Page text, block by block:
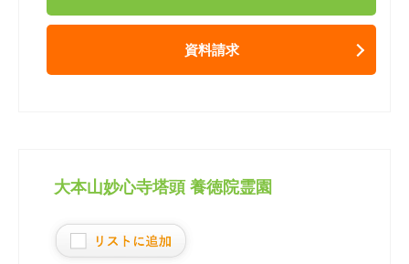
資料請求
大本山妙心寺塔頭 養徳院霊園